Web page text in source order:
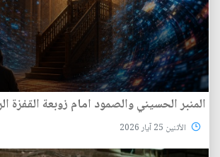
المنبر الحسيني والصمود امام زوبعة القفزة
الأثنين 25 آيار 2026